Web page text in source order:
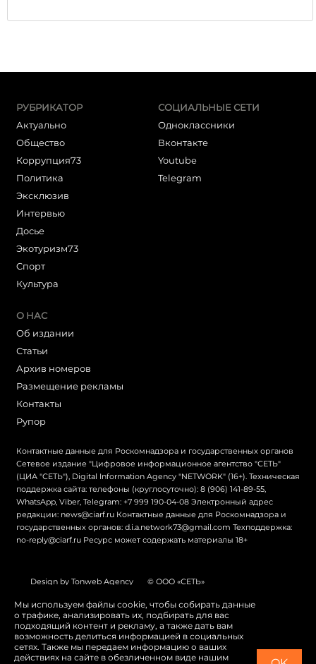
РУБРИКАТОР
Актуально
Общество
Коррупция73
Политика
Эксклюзив
Интервью
Досье
Экотуризм73
Cпорт
Культура
СОЦИАЛЬНЫЕ СЕТИ
Одноклассники
Вконтакте
Youtube
Telegram
О НАС
Об издании
Статьи
Архив номеров
Размещение рекламы
Контакты
Рупор
Контактные данные для Роскомнадзора и государственных органов
Сетевое издание "Цифровое информационное агентство "СЕТЬ"
(ЦИА "СЕТЬ"), Digital Information Agency "NETWORK" (16+). Техническая
поддержка сайта: телефоны (круглосуточно): 8 (906) 141-89-55,
WhatsApp, Viber, Telegram: +7 999 190-04-08 Электронный адрес
редакции: news@ciarf.ru Контактные данные для Роскомнадзора и
государственных органов: d.i.a.network73@gmail.com Техподдержка:
no-reply@ciarf.ru Ресурс может содержать материалы 18+
Design by Tonweb Agency © ООО «СЕТЬ»
Политика конфиденциальности Карта сайта
Switch to English
Мы используем файлы cookie, чтобы собирать данные
о трафике, анализировать их, подбирать для вас
подходящий контент и рекламу, а также дать вам
возможность делиться информацией в социальных
сетях. Также мы передаем информацию о ваших
действиях на сайте в обезличенном виде нашим